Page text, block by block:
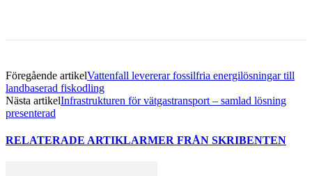
Föregående artikelVattenfall levererar fossilfria energilösningar till
landbaserad fiskodling
Nästa artikelInfrastrukturen för vätgastransport – samlad lösning
presenterad
RELATERADE ARTIKLARMER FRÅN SKRIBENTEN